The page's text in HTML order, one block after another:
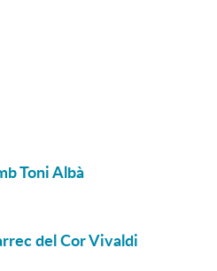
Toni Albà
del Cor Vivaldi